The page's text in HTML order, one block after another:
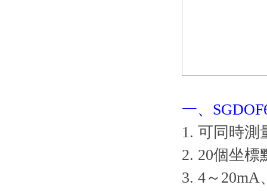
一、
1. 可同時測
2. 20個坐
3. 4～20mA